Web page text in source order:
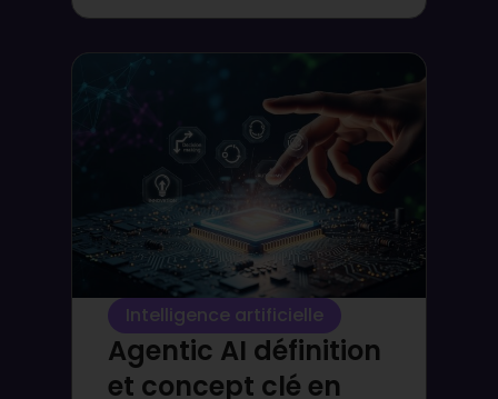
Intelligence artificielle
Agentic AI définition
et concept clé en